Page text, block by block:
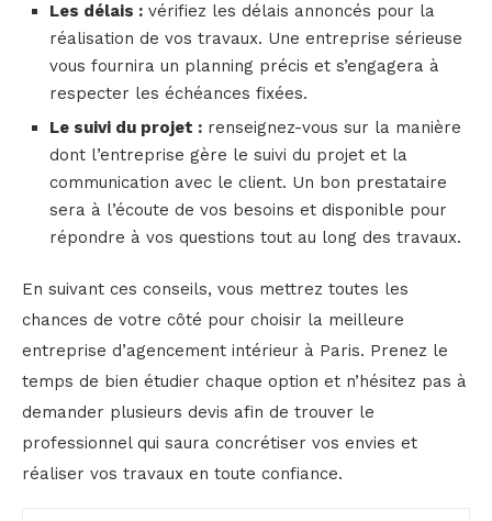
Les délais : vérifiez les délais annoncés pour la
réalisation de vos travaux. Une entreprise sérieuse
vous fournira un planning précis et s’engagera à
respecter les échéances fixées.
Le suivi du projet : renseignez-vous sur la manière
dont l’entreprise gère le suivi du projet et la
communication avec le client. Un bon prestataire
sera à l’écoute de vos besoins et disponible pour
répondre à vos questions tout au long des travaux.
En suivant ces conseils, vous mettrez toutes les
chances de votre côté pour choisir la meilleure
entreprise d’agencement intérieur à Paris. Prenez le
temps de bien étudier chaque option et n’hésitez pas à
demander plusieurs devis afin de trouver le
professionnel qui saura concrétiser vos envies et
réaliser vos travaux en toute confiance.